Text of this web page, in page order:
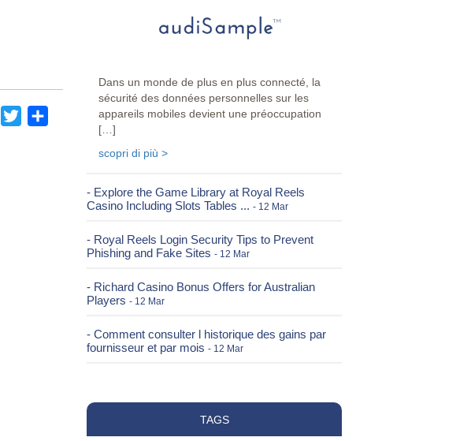
Facebook
Twitter
Dans un monde de plus en plus connecté, la
sécurité des données personnelles sur les
appareils mobiles devient une préoccupation
[…]
scopri di più >
- Explore the Game Library at Royal Reels
Casino Including Slots Tables ...- 12 Mar
- Royal Reels Login Security Tips to Prevent
Phishing and Fake Sites- 12 Mar
- Richard Casino Bonus Offers for Australian
Players- 12 Mar
- Comment consulter l historique des gains par
fournisseur et par mois- 12 Mar
TAGS